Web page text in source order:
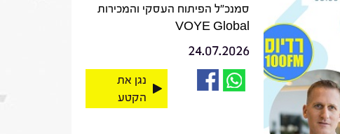
סמנכ"ל הפיתוח העסקי והמכירות
VOYE Global
24.07.2026
נגן את
הקטע